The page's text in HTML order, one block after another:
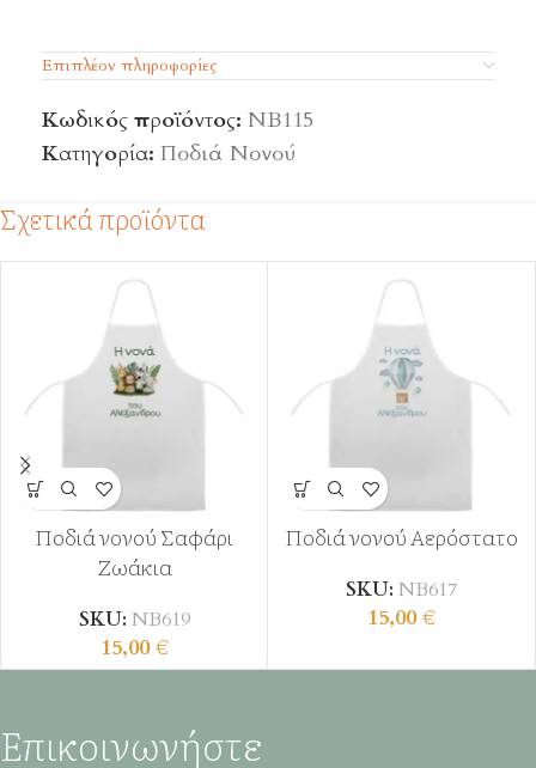
Επιπλέον πληροφορίες
Κωδικός προϊόντος: ΝΒ115
Κατηγορία: Ποδιά Νονού
Σχετικά προϊόντα
Ποδιά νονού Σαφάρι
Ζωάκια
SKU: ΝΒ619
15,00€
Ποδιά νονού Αερόστατο
SKU: ΝΒ617
15,00€
Επικοινωνήστε